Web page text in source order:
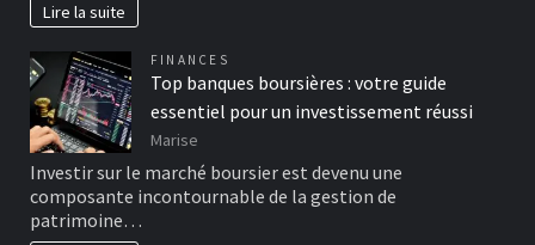
Lire la suite
FINANCES
Top banques boursières : votre guide
essentiel pour un investissement réussi
Marise
Investir sur le marché boursier est devenu une
composante incontournable de la gestion de
patrimoine…